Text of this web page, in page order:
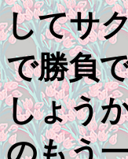
してサ
で勝負
しょう